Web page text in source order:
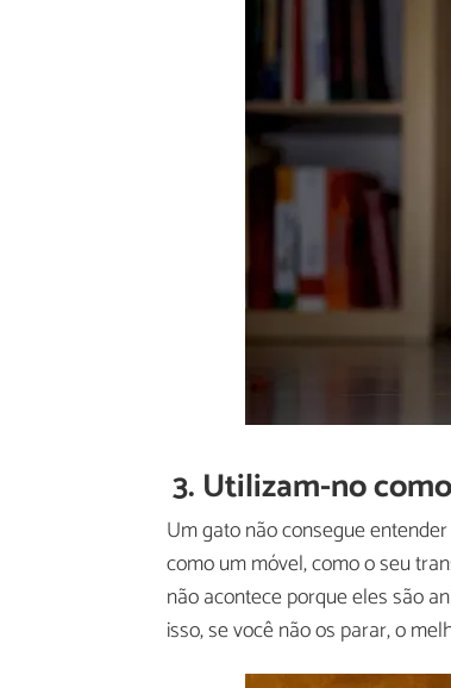
3. Utilizam-no
Um gato não consegue
como um móvel, como o seu
não acontece porque eles são
isso, se você não os parar, o